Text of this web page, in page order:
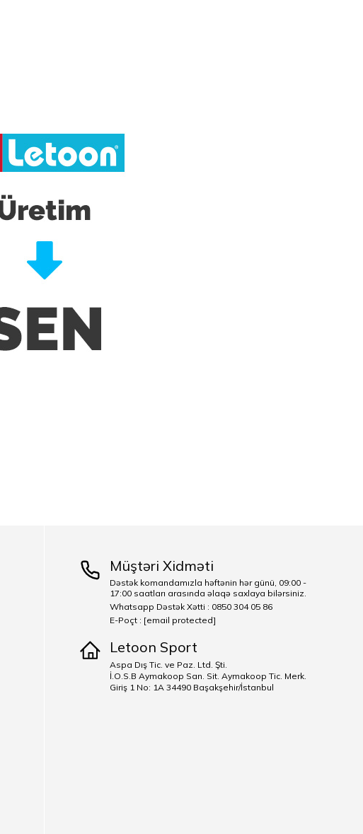
Müştəri Xidməti
Dəstək komandamızla həftənin hər günü, 09:00 -
17:00 saatları arasında əlaqə saxlaya bilərsiniz.
Whatsapp Dəstək Xətti : 0850 304 05 86
E-Poçt : [email protected]
Letoon Sport
Aspa Dış Tic. ve Paz. Ltd. Şti.
İ.O.S.B Aymakoop San. Sit. Aymakoop Tic. Merk.
Giriş 1 No: 1A 34490 Başakşehir/İstanbul